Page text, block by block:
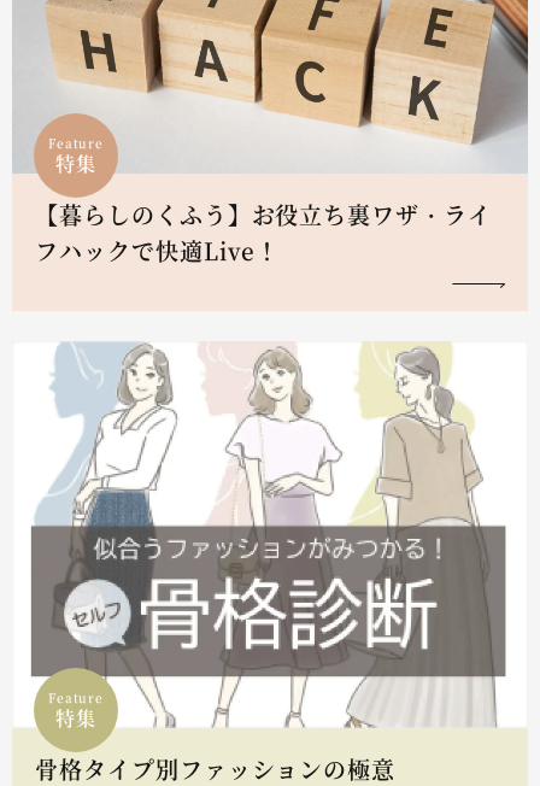
Feature
特集
【暮らしのくふう】お役立ち裏ワザ・ライ
フハックで快適Live！
Feature
特集
骨格タイプ別ファッションの極意